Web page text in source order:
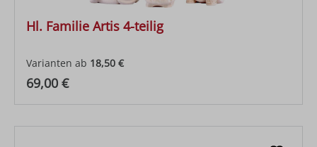
Hl. Familie Artis 4-teilig
Varianten ab 18,50 €
Regulärer Preis:
69,00 €